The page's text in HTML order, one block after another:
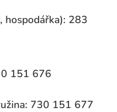
hospodářka): 283
151 676
730 151 677